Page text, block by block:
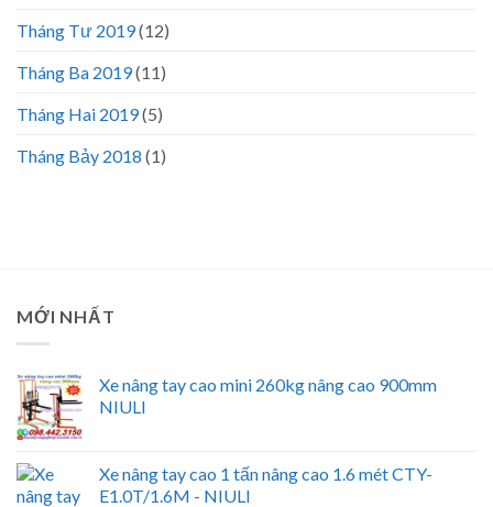
Tháng Tư 2019(12)
Tháng Ba 2019(11)
Tháng Hai 2019(5)
Tháng Bảy 2018 (1)
MỚI NHẤT
Xe nâng tay cao mini 260kg nâng cao 900mm
NIULI
Xe nâng tay cao 1 tấn nâng cao 1.6 mét CTY-
E1.0T/1.6M - NIULI